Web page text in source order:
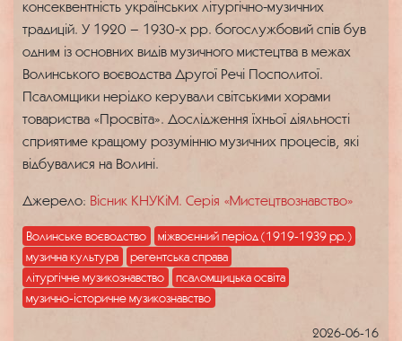
консеквентність українських літургічно-музичних
традицій. У 1920 – 1930-х рр. богослужбовий спів був
одним із основних видів музичного мистецтва в межах
Волинського воєводства Другої Речі Посполитої.
Псаломщики нерідко керували світськими хорами
товариства «Просвіта». Дослідження їхньої діяльності
сприятиме кращому розумінню музичних процесів, які
відбувалися на Волині.
Джерело: Вісник КНУКіМ. Серія «Мистецтвознавство»
Волинське воєводство
міжвоєнний період (1919-1939 рр.)
музична культура
регентська справа
літургічне музикознавство
псаломщицька освіта
музично-історичне музикознавство
2026-06-16